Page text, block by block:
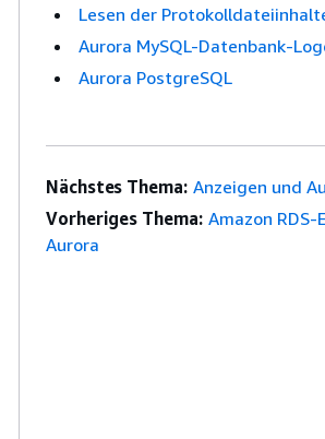
Lesen der
Aurora MySQL-Datenbank-
Aurora PostgreSQL
Nächstes Thema: Anzeigen und
Vorheriges Thema: Amazon
Aurora